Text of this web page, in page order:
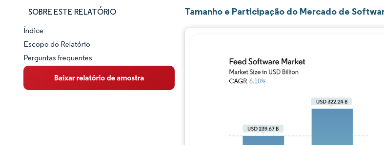
SOBRE ESTE RELATÓRIO
Panorama do Mercado
Visão Geral do Mercado
Principais Tendências de Mercado
Índice
Escopo do Relatório
Perguntas frequentes
Tamanho e Participação do Mercado de